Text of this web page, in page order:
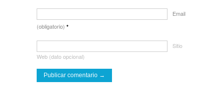
Email
(obligatorio) *
Sitio
Web (dato opcional)